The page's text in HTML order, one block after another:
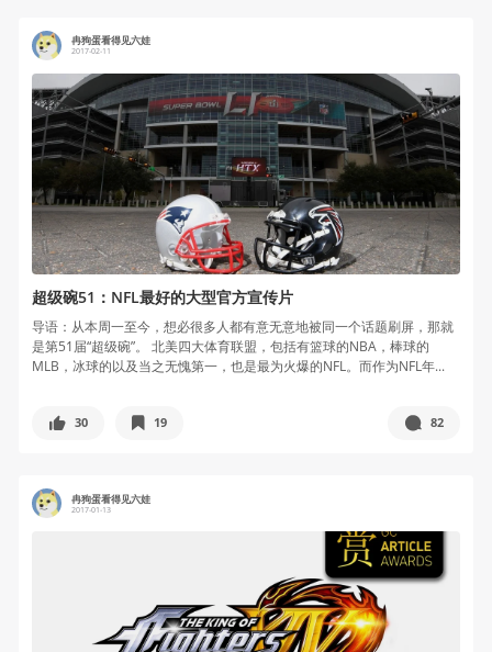
冉狗蛋看得见六娃
2017-02-11
超级碗51：NFL最好的大型官方宣传片
导语：从本周一至今，想必很多人都有意无意地被同一个话题刷屏，那就
是第51届“超级碗”。 北美四大体育联盟，包括有篮球的NBA，棒球的
MLB，冰球的以及当之无愧第一，也是最为火爆的NFL。而作为NFL年...
30 19 82
冉狗蛋看得见六娃
2017-01-13